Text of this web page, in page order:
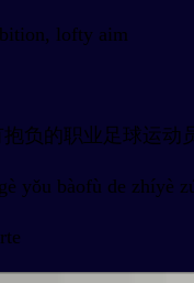
lofty aim
负的职业足球运动
yǒu bàofù de zhíyè